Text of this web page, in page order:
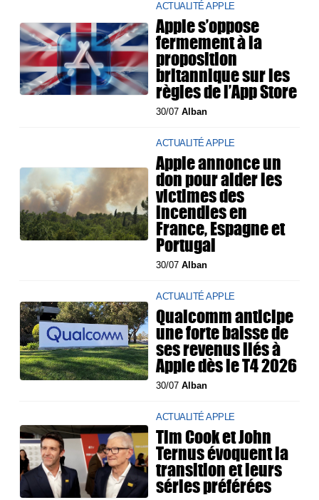
ACTUALITÉ APPLE
Apple s’oppose
fermement à la
proposition
britannique sur les
règles de l’App Store
30/07Alban
ACTUALITÉ APPLE
Apple annonce un
don pour aider les
victimes des
incendies en
France, Espagne et
Portugal
30/07Alban
ACTUALITÉ APPLE
Qualcomm anticipe
une forte baisse de
ses revenus liés à
Apple dès le T4 2026
30/07Alban
ACTUALITÉ APPLE
Tim Cook et John
Ternus évoquent la
transition et leurs
séries préférées